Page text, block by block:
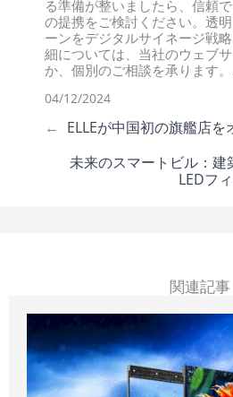
る準備が整いましたら、信頼
の提携をご検討ください。透
ーンをデジタルサイネージ戦
細については、当社のウェブ
か、個別のご相談を承ります
04/12/2024
← ELLEが中国初の旗艦店を
未来のスマートビル：建
LEDフ
関連記事